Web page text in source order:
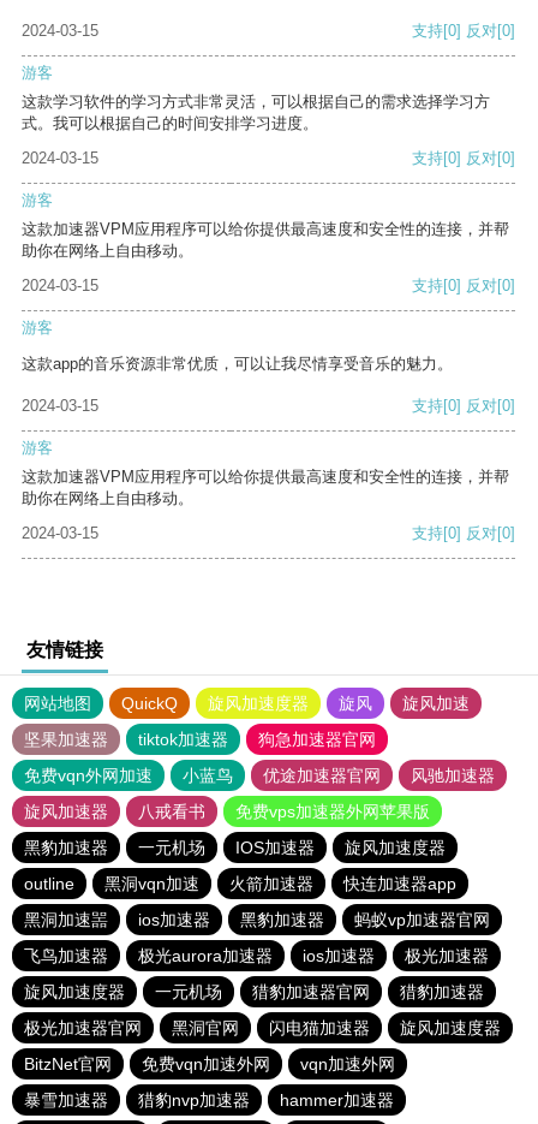
2024-03-15 支持[0] 反对[0]
游客
这款学习软件的学习方式非常灵活，可以根据自己的需求选择学习方
式。我可以根据自己的时间安排学习进度。
2024-03-15
支持[0] 反对[0]
游客
这款加速器VPM应用程序可以给你提供最高速度和安全性的连接，并帮
助你在网络上自由移动。
2024-03-15
支持[0] 反对[0]
游客
这款app的音乐资源非常优质，可以让我尽情享受音乐的魅力。
2024-03-15 支持[0] 反对[0]
游客
这款加速器VPM应用程序可以给你提供最高速度和安全性的连接，并帮
助你在网络上自由移动。
2024-03-15
支持[0] 反对[0]
友情链接
网站地图 QuickQ 旋风加速度器 旋风
旋风加速
坚果加速器
tiktok加速器
狗急加速器官网
免费vqn外网加速
小蓝鸟 优途加速器官网
风驰加速器
旋风加速器
八戒看书
免费vps加速器外网苹果版
黑豹加速器
一元机场 IOS加速器
旋风加速度器
outline
黑洞vqn加速 火箭加速器
快连加速器app
黑洞加速噐
ios加速器 黑豹加速器
蚂蚁vp加速器官网
飞鸟加速器
极光aurora加速器 ios加速器
极光加速器
旋风加速度器
一元机场 猎豹加速器官网
猎豹加速器
极光加速器官网
黑洞官网 闪电猫加速器
旋风加速度器
BitzNet官网
免费vqn加速外网
vqn加速外网
暴雪加速器
猎豹nvp加速器 hammer加速器